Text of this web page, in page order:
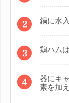
鍋に水
鶏ハム
器にキ
素を加